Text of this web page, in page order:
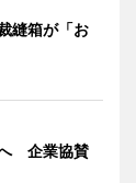
縫箱が「お
へ 企業協賛